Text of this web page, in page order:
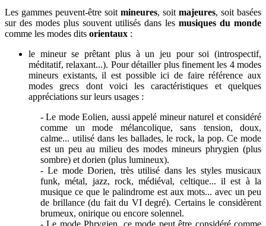
Les gammes peuvent-être soit mineures, soit majeures, soit basées
sur des modes plus souvent utilisés dans les musiques du monde
comme les modes dits orientaux :
le mineur se prêtant plus à un jeu pour soi (introspectif,
méditatif, relaxant...). Pour détailler plus finement les 4 modes
mineurs existants, il est possible ici de faire référence aux
modes grecs dont voici les caractéristiques et quelques
appréciations sur leurs usages :
- Le mode Eolien, aussi appelé mineur naturel et considéré
comme un mode mélancolique, sans tension, doux,
calme... utilisé dans les ballades, le rock, la pop. Ce mode
est un peu au milieu des modes mineurs phrygien (plus
sombre) et dorien (plus lumineux).
- Le mode Dorien, très utilisé dans les styles musicaux
funk, métal, jazz, rock, médiéval, celtique... il est à la
musique ce que le palindrome est aux mots... avec un peu
de brillance (du fait du VI degré). Certains le considèrent
brumeux, onirique ou encore solennel.
- Le mode Phrygien, ce mode peut être considéré comme